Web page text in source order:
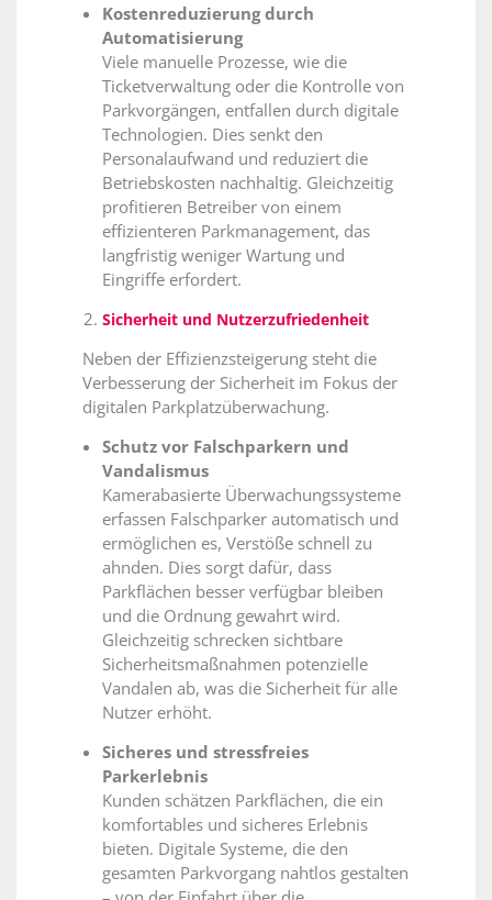
Kostenreduzierung durch
Automatisierung
Viele manuelle Prozesse, wie die
Ticketverwaltung oder die Kontrolle von
Parkvorgängen, entfallen durch digitale
Technologien. Dies senkt den
Personalaufwand und reduziert die
Betriebskosten nachhaltig. Gleichzeitig
profitieren Betreiber von einem
effizienteren Parkmanagement, das
langfristig weniger Wartung und
Eingriffe erfordert.
Sicherheit und Nutzerzufriedenheit
Neben der Effizienzsteigerung steht die
Verbesserung der Sicherheit im Fokus der
digitalen Parkplatzüberwachung.
Schutz vor Falschparkern und
Vandalismus
Kamerabasierte Überwachungssysteme
erfassen Falschparker automatisch und
ermöglichen es, Verstöße schnell zu
ahnden. Dies sorgt dafür, dass
Parkflächen besser verfügbar bleiben
und die Ordnung gewahrt wird.
Gleichzeitig schrecken sichtbare
Sicherheitsmaßnahmen potenzielle
Vandalen ab, was die Sicherheit für alle
Nutzer erhöht.
Sicheres und stressfreies
Parkerlebnis
Kunden schätzen Parkflächen, die ein
komfortables und sicheres Erlebnis
bieten. Digitale Systeme, die den
gesamten Parkvorgang nahtlos gestalten